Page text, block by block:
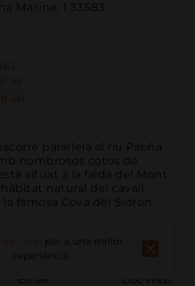
Marina, 1 33583
paral·lela al riu Piloña
nombrosos cotos de
situat a la falda del Mont
natural del cavall
la famosa Cova del Sidrón.
Email Lloc Web
per a una millor
experiència